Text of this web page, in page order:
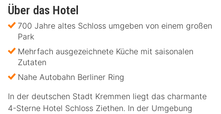
Über das Hotel
700 Jahre altes Schloss umgeben von einem großen
Park
Mehrfach ausgezeichnete Küche mit saisonalen
Zutaten
Nahe Autobahn Berliner Ring
In der deutschen Stadt Kremmen liegt das charmante
4-Sterne Hotel Schloss Ziethen. In der Umgebung